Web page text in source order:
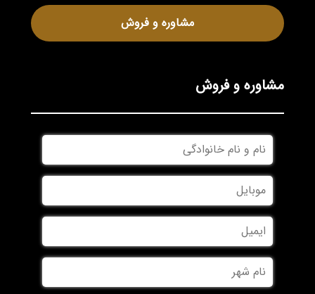
مشاوره و فروش
مشاوره و فروش
نام
و
نام
خانوادگی
موبایل
ایمیل
نام
شهر *